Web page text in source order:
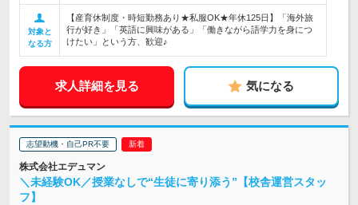
対象と
なる方
【産育休制度・時短勤務あり★私服OK★年休125日】「海外旅
行が好き」「英語に興味がある」「働きながら語学力を身につ
けたい」という方、歓迎♪
求人詳細を見る 気になる
志望動機・自己PR不要
株式会社エデュマン
＼未経験OK／授業なしで“生徒に寄り添う”【校舎運営スタッ
フ】